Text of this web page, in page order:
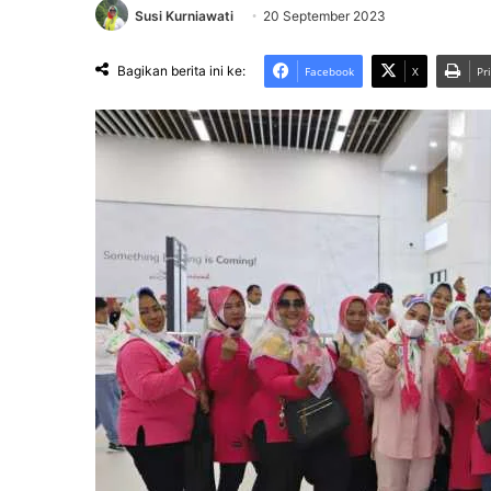
Susi Kurniawati 20 September 2023
Bagikan berita ini ke: Facebook X